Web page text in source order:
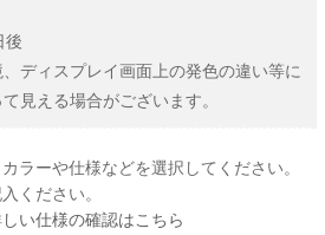
後
ディスプレイ画面上の発色の違い等に
見える場合がございます。
ラーや仕様などを選択してください。
ください。
い仕様の確認はこちら